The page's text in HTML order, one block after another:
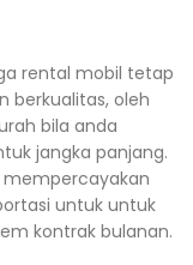
rental mobil tetap
berkualitas, oleh
bila anda
jangka panjang.
mempercayakan
untuk untuk
kontrak bulanan.